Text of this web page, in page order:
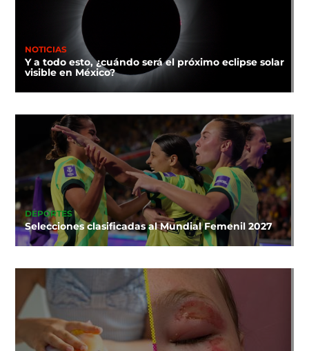
NOTICIAS
Y a todo esto, ¿cuándo será el próximo eclipse solar
visible en México?
DEPORTES
Selecciones clasificadas al Mundial Femenil 2027